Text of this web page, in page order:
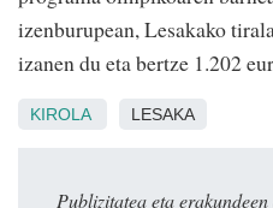
izenburupean, Lesakako
izanen du eta bertze 1.202
KIROLA LESAKA
Publizitatea eta